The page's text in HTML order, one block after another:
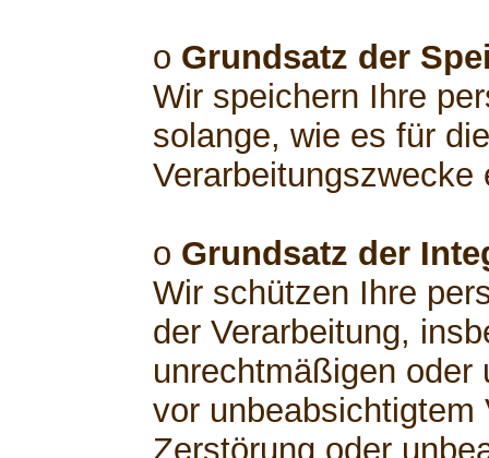
o Grundsatz der
Wir speichern Ihre
solange, wie es für
Verarbeitungszwecke
o Grundsatz der
Wir schützen Ihre
der Verarbeitung,
unrechtmäßigen oder
vor unbeabsichtigtem
Zerstörung oder